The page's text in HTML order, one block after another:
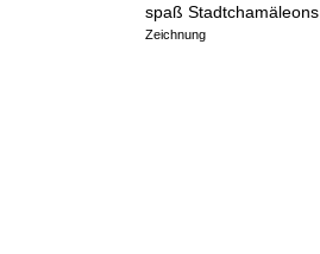
spaß Stadtchamäleons
Zeichnung